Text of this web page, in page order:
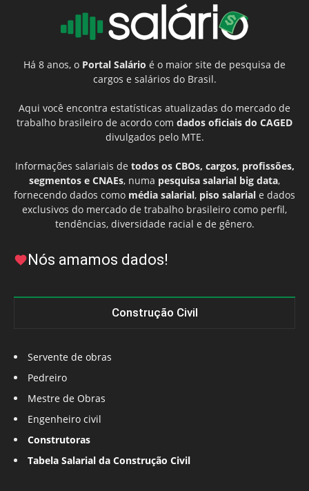
Há 8 anos, o Portal Salário é o maior site de pesquisa de
cargos e salários do Brasil.
Aqui você encontra estatísticas atualizadas do mercado de
trabalho brasileiro de acordo com dados oficiais do CAGED
divulgados pelo MTE.
Informações salariais de todos os CBOs, cargos, profissões,
segmentos e CNAEs, numa pesquisa salarial big data,
fornecendo dados como média salarial, piso salarial e dados
exclusivos do mercado de trabalho brasileiro como perfil,
tendências, diversidade racial e de gênero.
Nós amamos dados!
Construção Civil
Servente de obras
Pedreiro
Mestre de Obras
Engenheiro civil
Construtoras
Tabela Salarial da Construção Civil